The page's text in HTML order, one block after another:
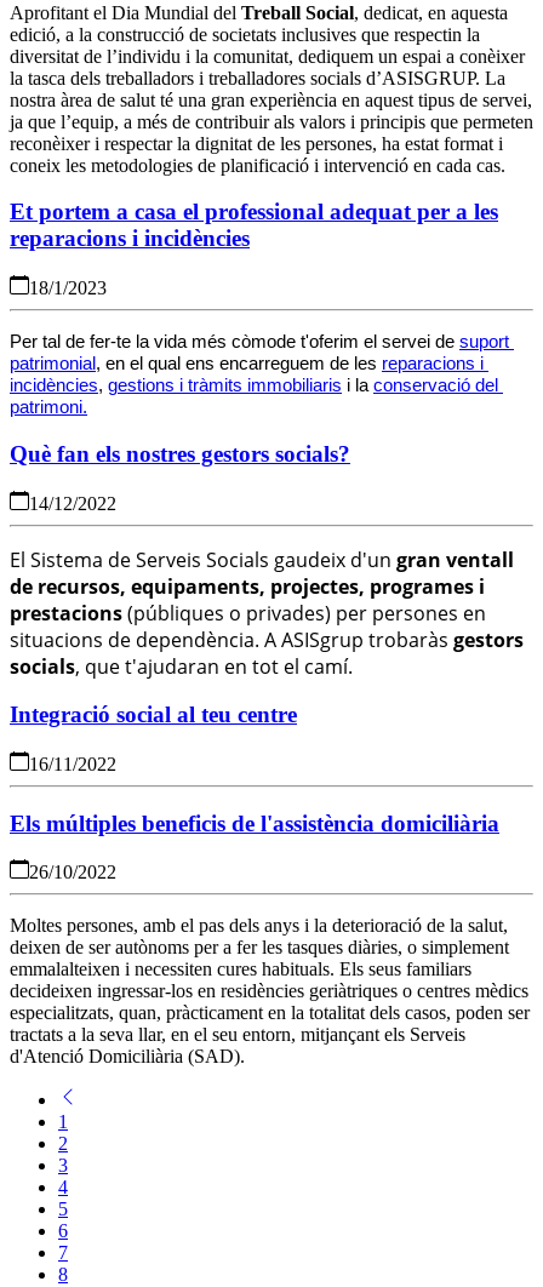
Aprofitant el Dia Mundial del Treball Social, dedicat, en aquesta
edició, a la construcció de societats inclusives que respectin la
diversitat de l’individu i la comunitat, dediquem un espai a conèixer
la tasca dels treballadors i treballadores socials d’ASISGRUP. La
nostra àrea de salut té una gran experiència en aquest tipus de servei,
ja que l’equip, a més de contribuir als valors i principis que permeten
reconèixer i respectar la dignitat de les persones, ha estat format i
coneix les metodologies de planificació i intervenció en cada cas.
Et portem a casa el professional adequat per a les
reparacions i incidències
18/1/2023
Per tal de fer-te la vida més còmode t'oferim el servei de suport
patrimonial , en el qual ens encarreguem de les reparacions i
incidències, gestions i tràmits immobiliaris i la conservació del
patrimoni.
Què fan els nostres gestors socials?
14/12/2022
El Sistema de Serveis Socials gaudeix d'un gran ventall
de recursos, equipaments, projectes, programes i
prestacions(públiques o privades) per persones en
situacions de dependència. A ASISgrup trobaràs gestors
socials, que t'ajudaran en tot el camí.
Integració social al teu centre
16/11/2022
Els múltiples beneficis de l'assistència domiciliària
26/10/2022
Moltes persones, amb el pas dels anys i la deterioració de la salut,
deixen de ser autònoms per a fer les tasques diàries, o simplement
emmalalteixen i necessiten cures habituals. Els seus familiars
decideixen ingressar-los en residències geriàtriques o centres mèdics
especialitzats, quan, pràcticament en la totalitat dels casos, poden ser
tractats a la seva llar, en el seu entorn, mitjançant els Serveis
d'Atenció Domiciliària (SAD).
1
2
3
4
5
6
7
8